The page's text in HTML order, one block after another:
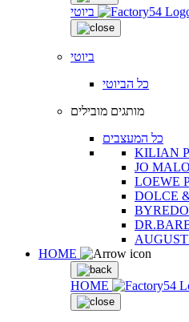
ביוטי
ביוטי
כל הביוטי
מותגים מובילים
כל המעצבים
KILIAN
JO
LOEWE
DOLCE
BYREDO
HOME
HOME